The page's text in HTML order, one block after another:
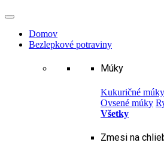
Domov
Bezlepkové potraviny
Múky
Kukuričné múky
Ovsené múky
Všetky
Zmesi na